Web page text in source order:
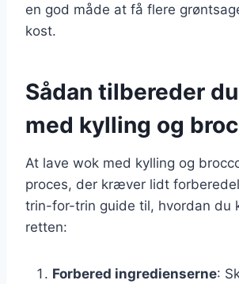
en god måde at få flere
kost.
Sådan tilbereder
med kylling og
At lave wok med kylling og
proces, der kræver lidt
trin-for-trin guide til, hvordan du
retten:
Forbered ingredienserne: